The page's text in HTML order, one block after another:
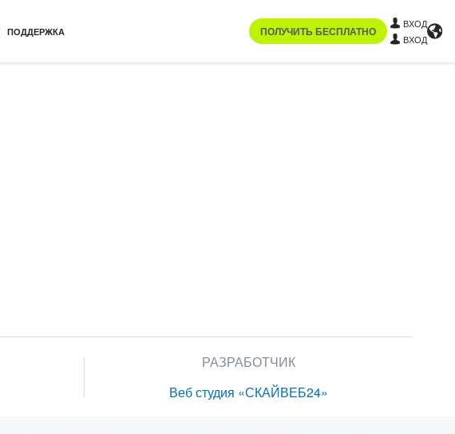
ПОДДЕРЖКА ПОЛУЧИТЬ БЕСПЛАТНО
ВХОД
ВХОД
РАЗРАБОТЧИК
Веб студия «СКАЙВЕБ24»